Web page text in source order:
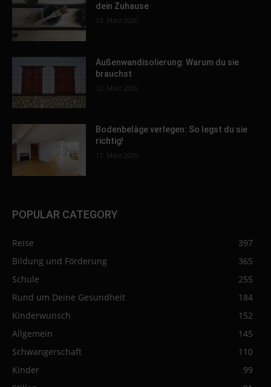
dein Zuhause
13. März 2026
Außenwandisolierung: Warum du sie
brauchst
12. März 2026
Bodenbeläge verlegen: So legst du sie
richtig!
11. März 2026
POPULAR CATEGORY
Reise
397
Bildung und Förderung
365
Schule
255
Rund um Deine Gesundheit
184
Kinderwunsch
152
Allgemein
145
Schwangerschaft
110
Kinder
99